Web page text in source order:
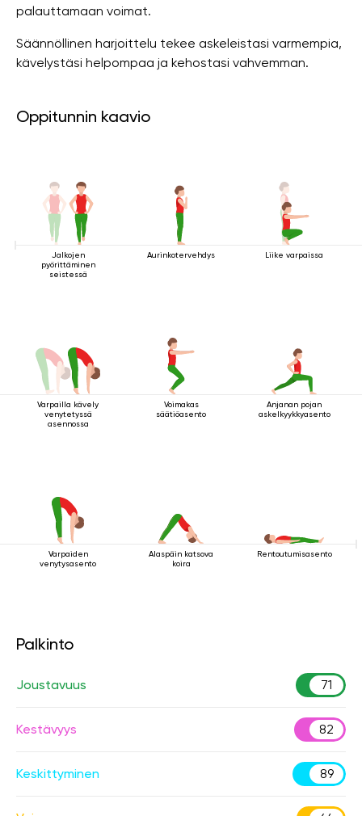
palauttamaan voimat.
Säännöllinen harjoittelu tekee askeleistasi varmempia,
kävelystäsi helpompaa ja kehostasi vahvemman.
Oppitunnin kaavio
Jalkojen
pyörittäminen
seistessä
Aurinkotervehdys Liike varpaissa
Varpailla kävely
venytetyssä
asennossa
Voimakas
säätiöasento
Anjanan pojan
askelkyykkyasento
Varpaiden
venytysasento
Alaspäin katsova
koira
Rentoutumisasento
Palkinto
Joustavuus 71
Kestävyys 82
Keskittyminen 89